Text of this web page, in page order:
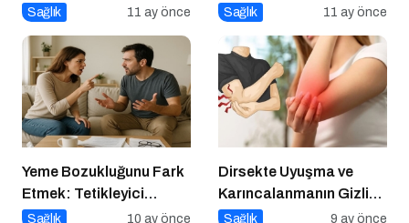
Bedenimize Nasıl
Sağlık 11 ay önce
Algısına Etkisi
Sağlık 11 ay önce
Yeme Bozukluğunu Fark
Etmek: Tetikleyici
Anlarla Yüzleşmek
Sağlık 10 ay önce
Dirsekte Uyuşma ve
Karıncalanmanın Gizli
Nedeni: Kubital Tünel
Sağlık 9 ay önce